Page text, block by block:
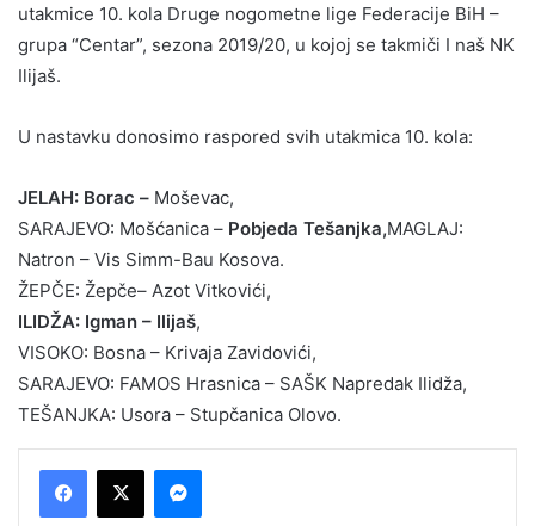
utakmice 10. kola Druge nogometne lige Federacije BiH –
grupa “Centar”, sezona 2019/20, u kojoj se takmiči I naš NK
Ilijaš.
U nastavku donosimo raspored svih utakmica 10. kola:
JELAH: Borac – Moševac,
SARAJEVO: Mošćanica – Pobjeda Tešanjka,MAGLAJ:
Natron – Vis Simm-Bau Kosova.
ŽEPČE: Žepče– Azot Vitkovići,
ILIDŽA: Igman – Ilijaš,
VISOKO: Bosna – Krivaja Zavidovići,
SARAJEVO: FAMOS Hrasnica – SAŠK Napredak Ilidža,
TEŠANJKA: Usora – Stupčanica Olovo.